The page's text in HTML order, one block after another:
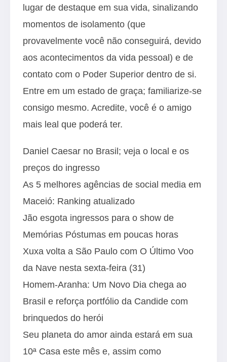
lugar de destaque em sua vida, sinalizando
momentos de isolamento (que
provavelmente você não conseguirá, devido
aos acontecimentos da vida pessoal) e de
contato com o Poder Superior dentro de si.
Entre em um estado de graça; familiarize-se
consigo mesmo. Acredite, você é o amigo
mais leal que poderá ter.
Daniel Caesar no Brasil; veja o local e os
preços do ingresso
As 5 melhores agências de social media em
Maceió: Ranking atualizado
Jão esgota ingressos para o show de
Memórias Póstumas em poucas horas
Xuxa volta a São Paulo com O Último Voo
da Nave nesta sexta-feira (31)
Homem-Aranha: Um Novo Dia chega ao
Brasil e reforça portfólio da Candide com
brinquedos do herói
Seu planeta do amor ainda estará em sua
10ª Casa este mês e, assim como